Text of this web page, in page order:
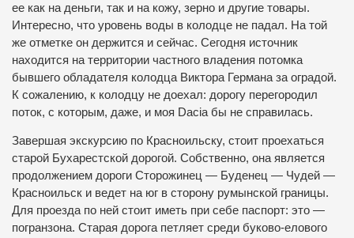
ее как на деньги, так и на кожу, зерно и другие товары.
Интересно, что уровень воды в колодце не падал. На той
же отметке он держится и сейчас. Сегодня источник
находится на территории частного владения потомка
бывшего обладателя колодца Виктора Германа за оградой.
К сожалению, к колодцу не доехал: дорогу перегородил
поток, с которым, даже, и моя Dacia бы не справилась.
Завершая экскурсию по Красноильску, стоит проехаться
старой Бухарестской дорогой. Собственно, она является
продолжением дороги Сторожинец — Буденец — Чудей —
Красноильск и ведет на юг в сторону румынской границы.
Для проезда по ней стоит иметь при себе паспорт: это —
погранзона. Старая дорога петляет среди буково-елового